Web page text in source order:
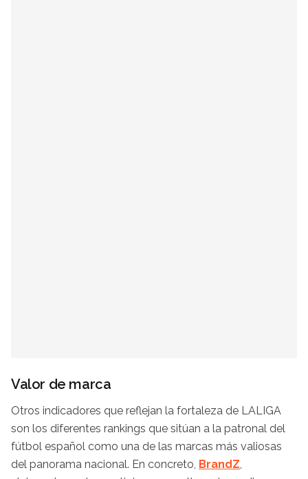
Valor de marca
Otros indicadores que reflejan la fortaleza de LALIGA
son los diferentes rankings que sitúan a la patronal del
fútbol español como una de las marcas más valiosas
del panorama nacional. En concreto, BrandZ,